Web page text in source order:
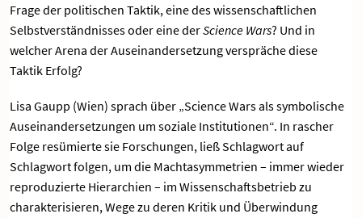
Frage der politischen Taktik, eine des wissenschaftlichen
Selbstverständnisses oder eine derScience Wars? Und in
welcher Arena der Auseinandersetzung verspräche diese
Taktik Erfolg?
Lisa Gaupp (Wien) sprach über „Science Wars als symbolische
Auseinandersetzungen um soziale Institutionen“. In rascher
Folge resümierte sie Forschungen, ließ Schlagwort auf
Schlagwort folgen, um die Machtasymmetrien – immer wieder
reproduzierte Hierarchien – im Wissenschaftsbetrieb zu
charakterisieren, Wege zu deren Kritik und Überwindung